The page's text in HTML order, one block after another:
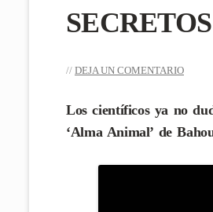
SECRETOS
DEJA UN COMENTARIO
Los científicos ya no
‘Alma Animal’ de